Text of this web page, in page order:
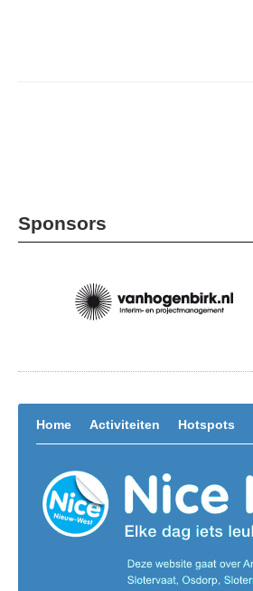
Sponsors
Home Activiteiten Hotspots